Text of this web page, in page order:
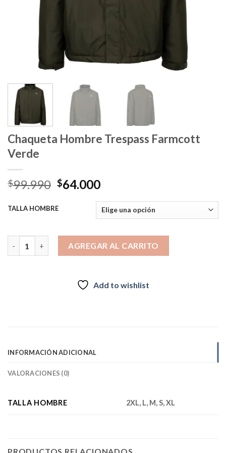
Chaqueta Hombre Trespass Farmcott
Verde
$99.990 El
original
$99.990.
$64.000El
actual
es:
$64.000.
TALLA HOMBRE
AGREGAR AL CARRITO
Add to wishlist
INFORMACIÓN ADICIONAL
VALORACIONES (0)
TALLA HOMBRE 2XL, L, M, S, XL